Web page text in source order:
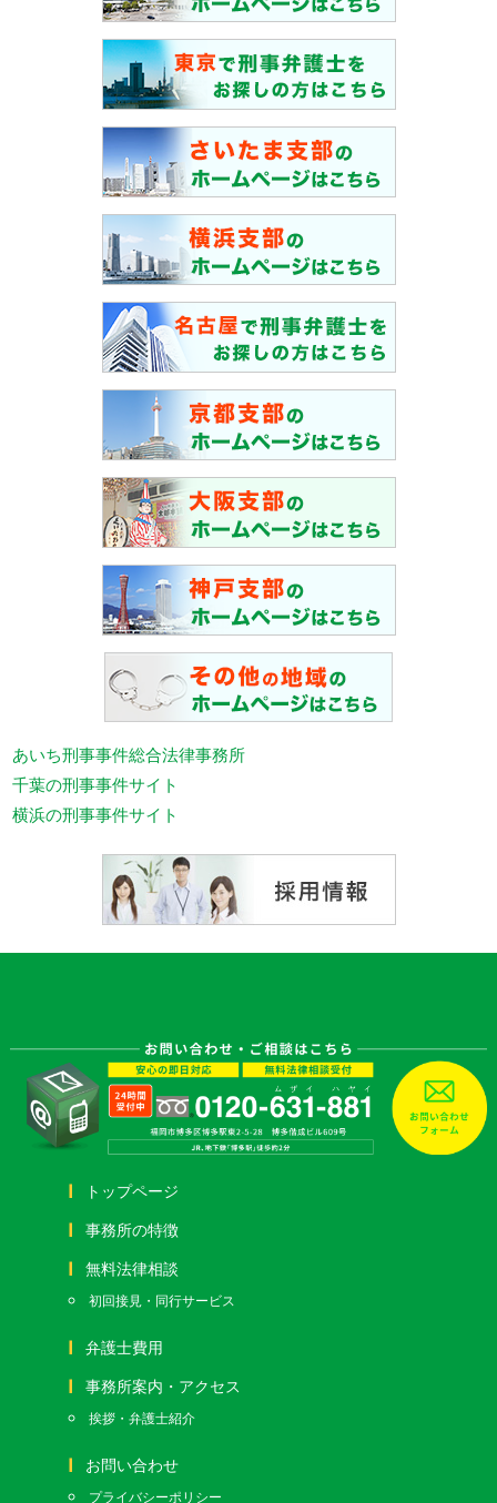
あいち刑事事件総合法律事務所
千葉の刑事事件サイト
横浜の刑事事件サイト
トップページ
事務所の特徴
無料法律相談
初回接見・同行サービス
弁護士費用
事務所案内・アクセス
挨拶・弁護士紹介
お問い合わせ
プライバシーポリシー